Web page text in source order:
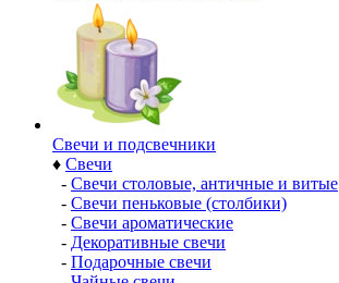
Свечи и подсвечники
♦ Свечи
- Свечи столовые, античные и витые
- Свечи пеньковые (столбики)
- Свечи ароматические
- Декоративные свечи
- Подарочные свечи